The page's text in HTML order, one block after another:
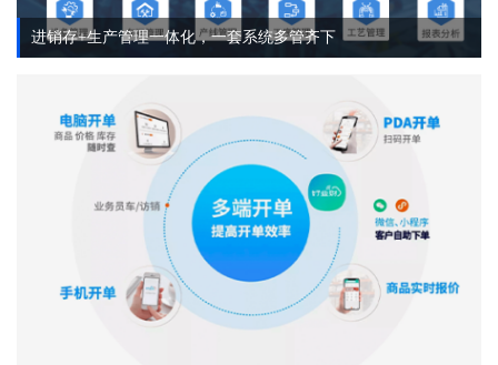
进销存+生产管理一体化，一套系统多管齐下